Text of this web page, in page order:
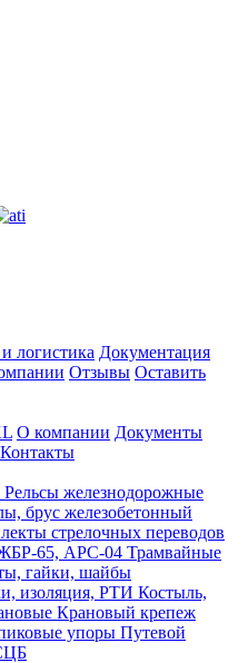
логистика Документация
Отзывы Оставить
О компании Документы
Контакты
Рельсы железнодорожные
брус железобетонный
стрелочных переводов
65, АРС-04 Трамвайные
гайки, шайбы
изоляция, РТИ Костыль,
Крановый крепеж
упоры Путевой